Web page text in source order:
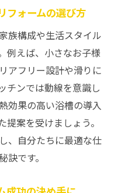
水廻りリフォーム
りリフォームの工
予算設定の方法
方とリフォーム成
徹底解説
フォームの選び方
族構成や生活スタイル
例えば、小さなお子様
アフリー設計や滑りに
チンでは動線を意識し
効果の高い浴槽の導入
案を受けましょう。
、自分たちに最適な仕
です。